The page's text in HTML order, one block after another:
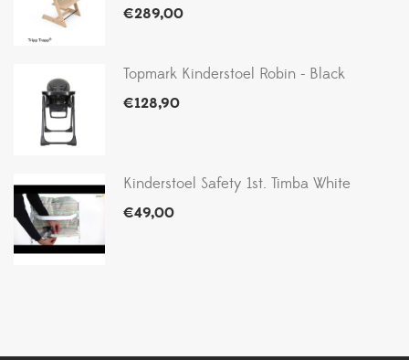
€289,00
Topmark Kinderstoel Robin - Black
€128,90
Kinderstoel Safety 1st. Timba White
€49,00